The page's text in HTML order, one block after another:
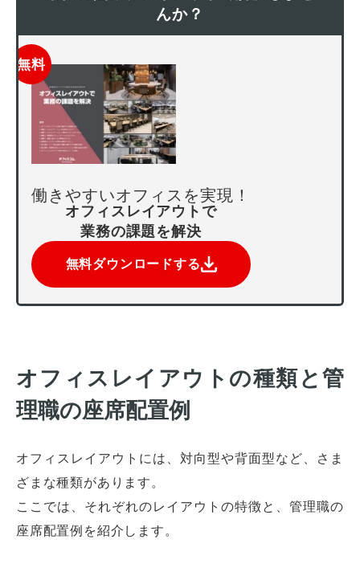
んか？
無料
働きやすいオフィスを実現！
オフィスレイアウトで
業務の課題を解決
無料ダウンロードする
オフィスレイアウトの種類と管
理職の座席配置例
オフィスレイアウトには、対向型や背面型など、さま
ざまな種類があります。
ここでは、それぞれのレイアウトの特徴と、管理職の
座席配置例を紹介します。